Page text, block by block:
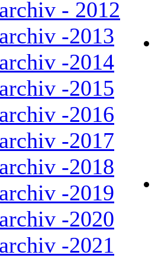
- 2012
-2013
-2014
-2015
-2016
-2017
-2018
-2019
-2020
-2021